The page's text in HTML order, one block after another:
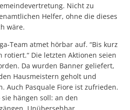
Nicht zu
Helfer, ohne die dieses
wäre.
Team atmet hörbar auf. “Bis kurz
rotiert.“ Die letzten Aktionen seien
Da wurden Banner geliefert,
Hausmeistern geholt und
Auch Pasquale Fiore ist zufrieden.
hängen soll: an den
Unübersehbar.